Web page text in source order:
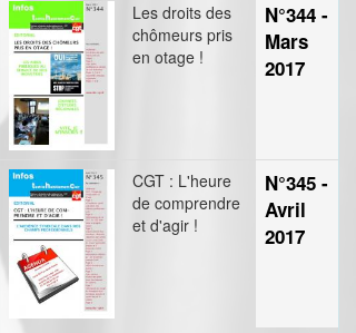
Les droits des
chômeurs pris
en otage !
N°344 -
Mars
2017
CGT : L'heure
de comprendre
et d'agir !
N°345 -
Avril
2017